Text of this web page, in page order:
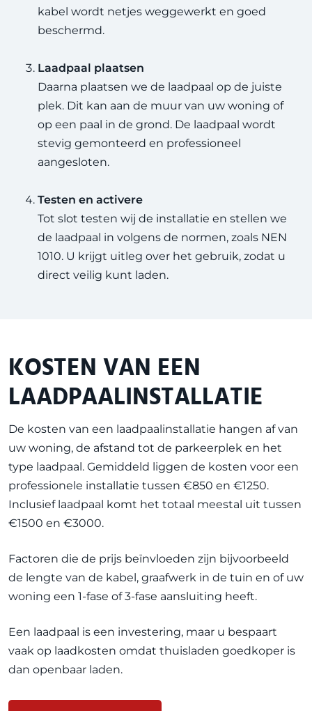
kabel wordt netjes weggewerkt en goed
beschermd.
Laadpaal plaatsen
Daarna plaatsen we de laadpaal op de juiste
plek. Dit kan aan de muur van uw woning of
op een paal in de grond. De laadpaal wordt
stevig gemonteerd en professioneel
aangesloten.
Testen en activere
Tot slot testen wij de installatie en stellen we
de laadpaal in volgens de normen, zoals NEN
1010. U krijgt uitleg over het gebruik, zodat u
direct veilig kunt laden.
KOSTEN VAN EEN
LAADPAALINSTALLATIE
De kosten van een laadpaalinstallatie hangen af van
uw woning, de afstand tot de parkeerplek en het
type laadpaal. Gemiddeld liggen de kosten voor een
professionele installatie tussen €850 en €1250.
Inclusief laadpaal komt het totaal meestal uit tussen
€1500 en €3000.
Factoren die de prijs beïnvloeden zijn bijvoorbeeld
de lengte van de kabel, graafwerk in de tuin en of uw
woning een 1-fase of 3-fase aansluiting heeft.
Een laadpaal is een investering, maar u bespaart
vaak op laadkosten omdat thuisladen goedkoper is
dan openbaar laden.